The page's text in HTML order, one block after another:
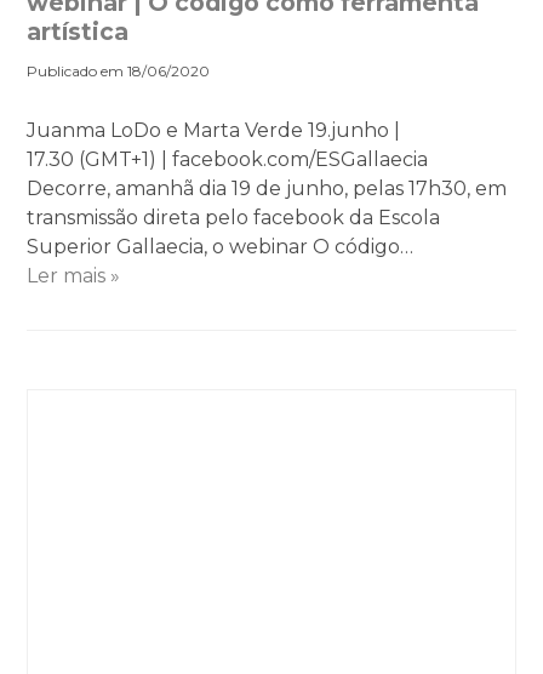
artística
Publicado em 18/06/2020
Juanma LoDo e Marta Verde 19.junho |
17.30 (GMT+1) | facebook.com/ESGallaecia
Decorre, amanhã dia 19 de junho, pelas 17h30, em
transmissão direta pelo facebook da Escola
Superior Gallaecia, o webinar O código…
Ler mais »